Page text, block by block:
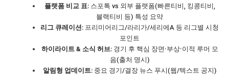
플랫폼 비교 표: 스포톡 vs 외부 플랫폼(빠른티비, 킹콩티비,
블랙티비 등) 특성 요약
리그 큐레이션: 프리미어리그/라리가/세리에A 등 리그별 시청
포인트
하이라이트 & 소식 허브: 경기 후 핵심 장면·부상·이적 루머 모
음(출처 명시)
알림형 업데이트: 중요 경기/결장 뉴스 푸시(웹/텍스트 공지)